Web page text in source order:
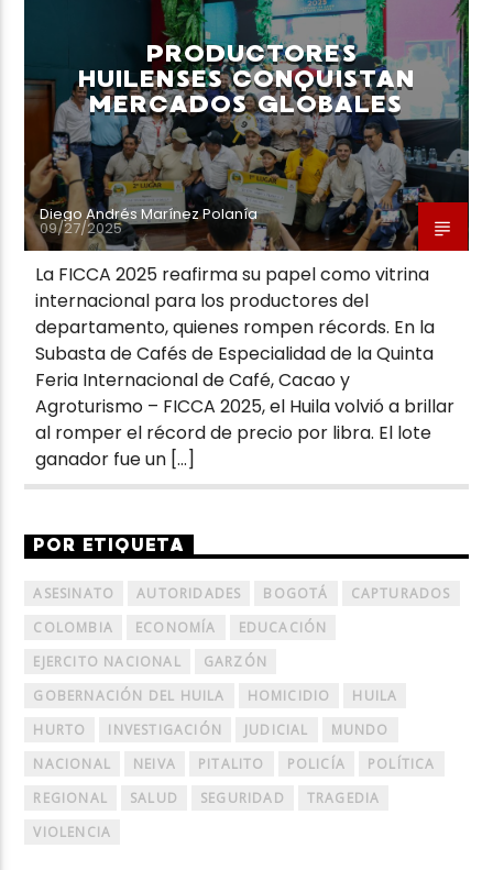
Neiva Estereo
PRODUCTORES
HUILENSES CONQUISTAN
MERCADOS GLOBALES
Diego Andrés Marínez Polanía
09/27/2025
La FICCA 2025 reafirma su papel como vitrina
internacional para los productores del
departamento, quienes rompen récords. En la
Subasta de Cafés de Especialidad de la Quinta
Feria Internacional de Café, Cacao y
Agroturismo – FICCA 2025, el Huila volvió a brillar
al romper el récord de precio por libra. El lote
ganador fue un […]
POR ETIQUETA
ASESINATO AUTORIDADES BOGOTÁ
CAPTURADOS
COLOMBIA
ECONOMÍA
EDUCACIÓN
EJERCITO NACIONAL
GARZÓN
GOBERNACIÓN DEL HUILA
HOMICIDIO
HUILA
HURTO
INVESTIGACIÓN JUDICIAL
MUNDO
NACIONAL
NEIVA PITALITO POLICÍA
POLÍTICA
REGIONAL
SALUD SEGURIDAD
TRAGEDIA
VIOLENCIA